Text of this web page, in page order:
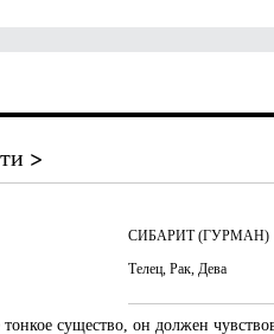
>
СИБАРИТ (ГУРМАН)
Телец, Рак, Дева
существо, он должен